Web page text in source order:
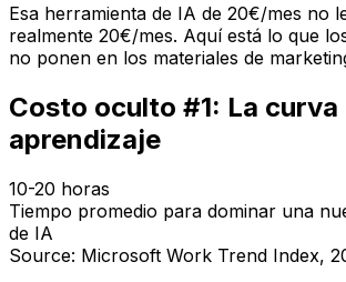
Esa herramienta de IA de 20€/mes no
realmente 20€/mes. Aquí está lo que
no ponen en los materiales de
Costo oculto #1: La curva
aprendizaje
10-20 horas
Tiempo promedio para dominar una
de IA
Source: Microsoft Work Trend Index,